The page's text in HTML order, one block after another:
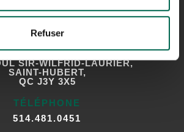
Refuser
SAINT-HUBERT
ADRESSE
SIR-WILFRID-LAURIER,
SAINT-HUBERT,
QC J3Y 3X5
TÉLÉPHONE
514.481.0451